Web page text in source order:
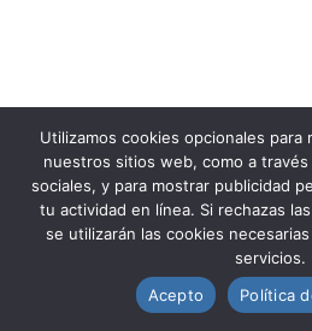
2026 © Todos los
Politica de cookies
Utilizamos cookies opcionales para
nuestros sitios web, como a
sociales, y para mostrar publicidad
tu actividad en línea. Si rechazas
se utilizarán las cookies
servicios.
Acepto
Política